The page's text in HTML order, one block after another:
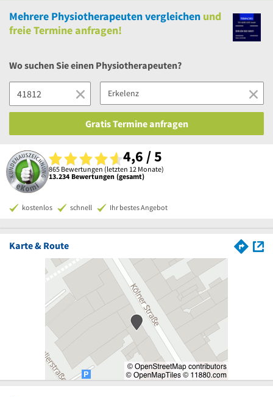
Mehrere Physiotherapeuten vergleichen und
freieTermine anfragen!
Wo suchen Sie einen Physiotherapeuten?
Gratis Termine anfragen
4,6 / 5
865 Bewertungen (letzten 12 Monate)
13.234 Bewertungen (gesamt)
kostenlos schnell Ihr bestes Angebot
Karte & Route